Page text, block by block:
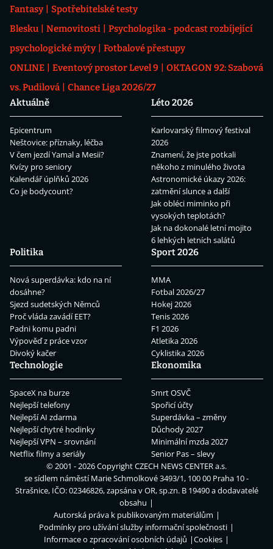
Fantasy
Spotřebitelské testy
Blesku
Nemovitosti
Psychologika - podcast rozbíjející
psychologické mýty
Fotbalové přestupy
ONLINE
Eventový prostor Level 9
OKTAGON 92: Szabová
vs. Pudilová
Chance Liga 2026/27
Aktuálně
Epicentrum
Neštovice: příznaky, léčba
V čem jezdí Yamal a Mesii?
Kvízy pro seniory
Kalendář úplňků 2026
Co je bodycount?
Léto 2026
Karlovarský filmový festival
2026
Znamení, že jste potkali
někoho z minulého života
Astronomické úkazy 2026:
zatmění slunce a další
Jak obléci miminko při
vysokých teplotách?
Jak na dokonalé letní mojito
6 lehkých letních salátů
Politika
Nová superdávka: kdo na ní
dosáhne?
Sjezd sudetských Němců
Proč vláda zavádí EET?
Padni komu padni
Výpověď z práce vzor
Divoký kačer
Sport 2026
MMA
Fotbal 2026/27
Hokej 2026
Tenis 2026
F1 2026
Atletika 2026
Cyklistika 2026
Technologie
SpaceX na burze
Nejlepší telefony
Nejlepší AI zdarma
Nejlepší chytré hodinky
Nejlepší VPN – srovnání
Netflix filmy a seriály
Ekonomika
Smrt OSVČ
Spořicí účty
Superdávka – změny
Důchody 2027
Minimální mzda 2027
Senior Pas – slevy
© 2001 - 2026 CopyrightCZECH NEWS CENTER a.s.
se sídlem náměstí Marie Schmolkové 3493/1, 100 00 Praha 10 -
Strašnice, IČO: 02346826, zapsána v OR, sp.zn. B 19490 a dodavatelé
obsahu
Autorská práva k publikovaným materiálům
Podmínky pro užívání služby informační společnosti
Informace o zpracování osobních údajů
Cookies